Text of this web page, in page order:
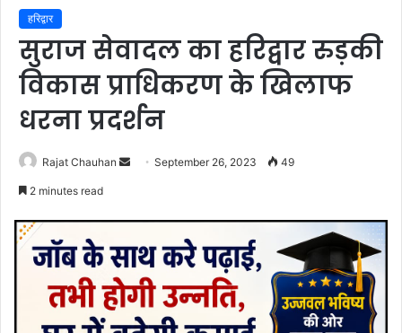
हरिद्वार
सुराज सेवादल का हरिद्वार रुड़की
विकास प्राधिकरण के खिलाफ
धरना प्रदर्शन
Rajat Chauhan
Send September 26, 2023 49
2 minutes read